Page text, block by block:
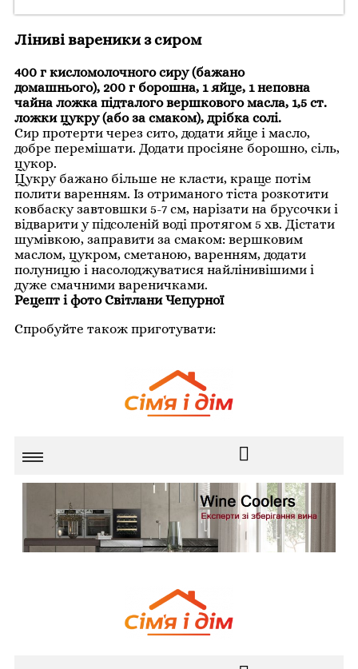
Ліниві вареники з сиром
400 г кисломолочного сиру (бажано
домашнього), 200 г борошна, 1 яйце, 1 неповна
чайна ложка підталого вершкового масла, 1,5 ст.
ложки цукру (або за смаком), дрібка солі.
Сир протерти через сито, додати яйце і масло,
добре перемішати. Додати просіяне борошно, сіль,
цукор.
Цукру бажано більше не класти, краще потім
полити варенням. Із отриманого тіста розкотити
ковбаску завтовшки 5-7 см, нарізати на брусочки і
відварити у підсоленій воді протягом 5 хв. Дістати
шумівкою, заправити за смаком: вершковим
маслом, цукром, сметаною, варенням, додати
полуницю і насолоджуватися найлінивішими і
дуже смачними вареничками.
Рецепт і фото Світлани Чепурної
Спробуйте також приготувати: